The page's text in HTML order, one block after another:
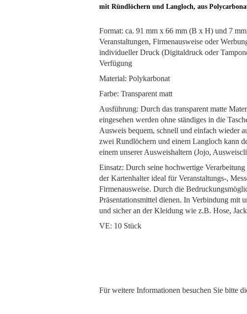
mit Ründlöchern und Langloch, aus
Format: ca. 91 mm x 66 mm (B x H) und 7
Veranstaltungen, Firmenausweise oder
individueller Druck (Digitaldruck oder
Verfügung
Material: Polykarbonat
Farbe: Transparent matt
Ausführung: Durch das transparent matte
eingesehen werden ohne ständiges in die
Ausweis bequem, schnell und einfach wieder
zwei Rundlöchern und einem Langloch kann
einem unserer Ausweishaltern (Jojo,
Einsatz: Durch seine hochwertige
der Kartenhalter ideal für Veranstaltungs-,
Firmenausweise. Durch die
Präsentationsmittel dienen. In Verbindung mit
und sicher an der Kleidung wie z.B. Hose,
VE: 10 Stück
Für weitere Informationen besuchen Sie bitte